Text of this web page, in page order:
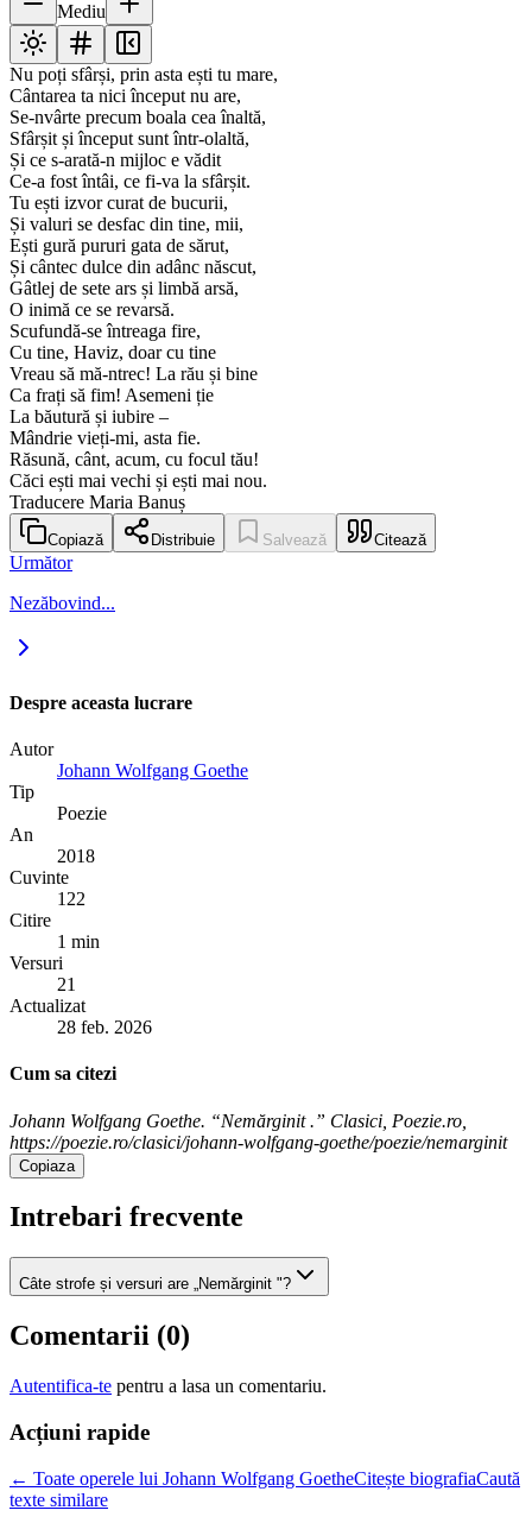
Mediu
Nu poți sfârși, prin asta ești tu mare,
Cântarea ta nici început nu are,
Se-nvârte precum boala cea înaltă,
Sfârșit și început sunt într-olaltă,
Și ce s-arată-n mijloc e vădit
Ce-a fost întâi, ce fi-va la sfârșit.
Tu ești izvor curat de bucurii,
Și valuri se desfac din tine, mii,
Ești gură pururi gata de sărut,
Și cântec dulce din adânc născut,
Gâtlej de sete ars și limbă arsă,
O inimă ce se revarsă.
Scufundă-se întreaga fire,
Cu tine, Haviz, doar cu tine
Vreau să mă-ntrec! La rău și bine
Ca frați să fim! Asemeni ție
La băutură și iubire –
Mândrie vieți-mi, asta fie.
Răsună, cânt, acum, cu focul tău!
Căci ești mai vechi și ești mai nou.
Traducere Maria Banuș
Copiază Distribuie Salvează Citează
Următor
Nezăbovind...
Despre aceasta lucrare
Autor
Johann Wolfgang Goethe
Tip
Poezie
An
2018
Cuvinte
122
Citire
1 min
Versuri
21
Actualizat
28 feb. 2026
Cum sa citezi
Johann Wolfgang Goethe. “Nemărginit .” Clasici, Poezie.ro,
https://poezie.ro/clasici/johann-wolfgang-goethe/poezie/nemarginit
Copiaza
Intrebari frecvente
Câte strofe și versuri are „Nemărginit "?
Comentarii (0)
Autentifica-te pentru a lasa un comentariu.
Acțiuni rapide
← Toate operele lui Johann Wolfgang GoetheCitește biografiaCaută
texte similare